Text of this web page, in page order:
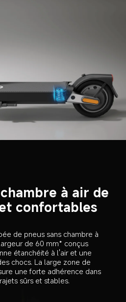
à air de
confortables
de pneus sans chambre à
de 60 mm* conçus
étanchéité à l'air et une
chocs. La large zone de
une forte adhérence dans
sûrs et stables.